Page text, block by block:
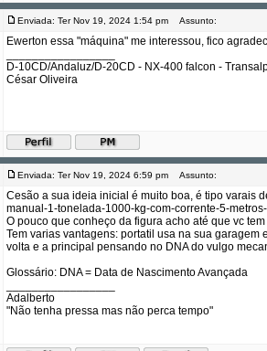
Enviada: Ter Nov 19, 2024 1:54 pm Assunto:
Ewerton essa "máquina" me interessou, fico
D-10CD/Andaluz/D-20CD - NX-400 falcon -
César Oliveira
Enviada: Ter Nov 19, 2024 6:59 pm Assunto:
Cesão a sua ideia inicial é muito boa, é tipo varais
manual-1-tonelada-1000-kg-com-corrente-5-
O pouco que conheço da figura acho até que vc
Tem varias vantagens: portatil usa na sua
volta e a principal pensando no DNA do vulgo
Glossário: DNA = Data de Nascimento Avançada
Adalberto
"Não tenha pressa mas não perca tempo"